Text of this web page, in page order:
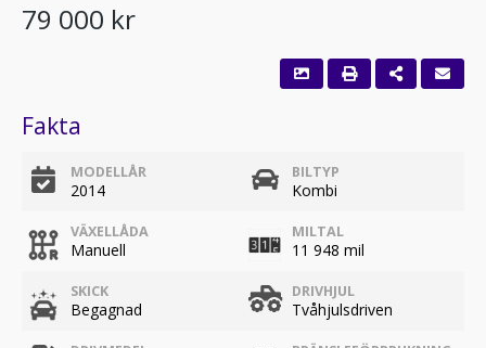
79 000 kr
Fakta
MODELLÅR
2014
BILTYP
Kombi
VÄXELLÅDA
Manuell
MILTAL
11 948 mil
SKICK
Begagnad
DRIVHJUL
Tvåhjulsdriven